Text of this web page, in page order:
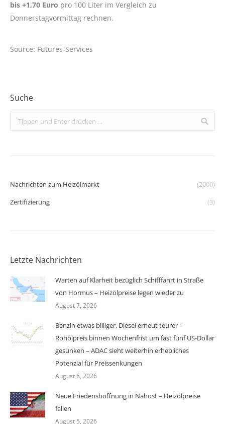
bis +1,70 Euro pro 100 Liter im Vergleich zu
Donnerstagvormittag rechnen.
Source: Futures-Services
Suche
Search:
Nachrichten zum Heizölmarkt
(2000)
Zertifizierung
(3)
Letzte Nachrichten
Warten auf Klarheit bezüglich Schifffahrt in Straße
von Hormus – Heizölpreise legen wieder zu
August 7, 2026
Benzin etwas billiger, Diesel erneut teurer –
Rohölpreis binnen Wochenfrist um fast fünf US-Dollar
gesunken – ADAC sieht weiterhin erhebliches
Potenzial für Preissenkungen
August 6, 2026
Neue Friedenshoffnung in Nahost – Heizölpreise
fallen
August 5, 2026